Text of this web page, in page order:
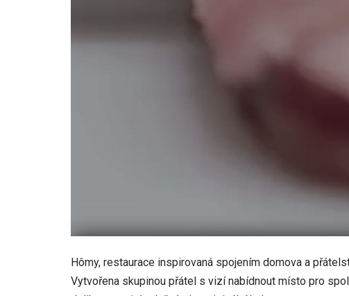
Hômy, restaurace inspirovaná spojením domova a
Vytvořena skupinou přátel s vizí nabídnout místo pro